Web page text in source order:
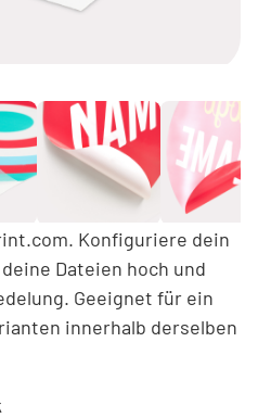
Konfiguriere dein
Dateien hoch und
Geeignet für ein
innerhalb derselben